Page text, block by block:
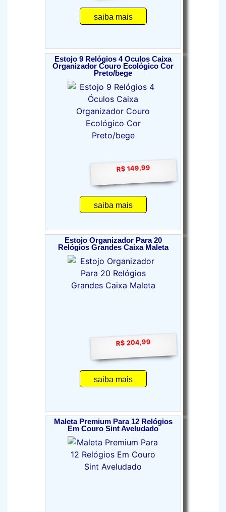
saiba mais
Estojo 9 Relógios 4 Óculos Caixa
Organizador Couro Ecológico Cor
Preto/bege
R$ 149,99
saiba mais
Estojo Organizador Para 20
Relógios Grandes Caixa Maleta
R$ 204,99
saiba mais
Maleta Premium Para 12 Relógios
Em Couro Sint Aveludado